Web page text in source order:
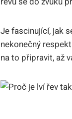
Je fascinující, jak
nekonečný
na to připravit, až